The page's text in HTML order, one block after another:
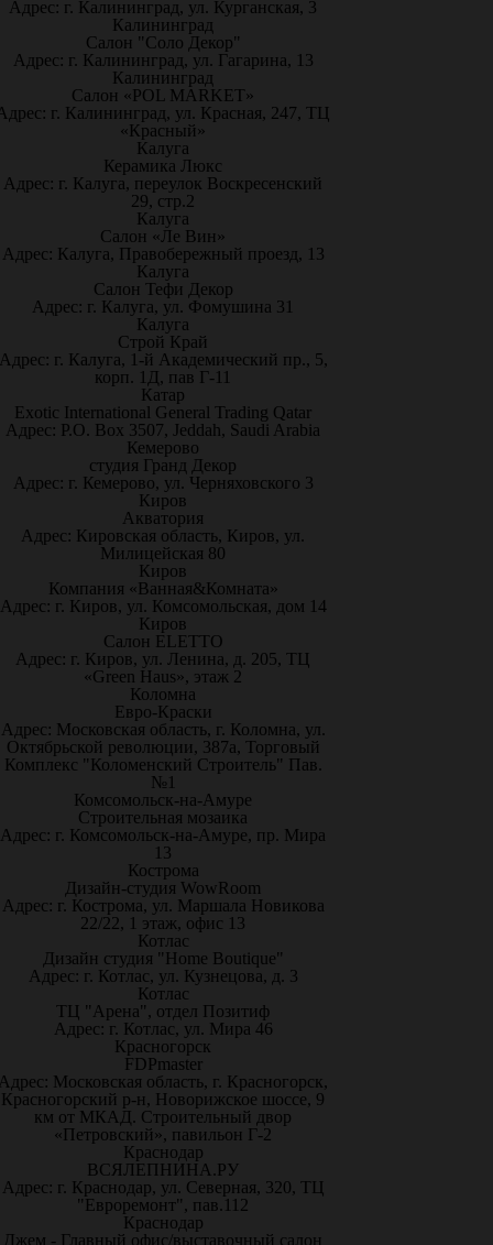
Адрес: г. Калининград, ул. Курганская, 3
Калининград
Салон "Соло Декор"
Адрес: г. Калининград, ул. Гагарина, 13
Калининград
Салон «POL MARKET»
г. Калининград, ул. Красная, 247, ТЦ
«Красный»
Калуга
Керамика Люкс
Адрес: г. Калуга, переулок Воскресенский
29, стр.2
Калуга
Салон «Ле Вин»
Адрес: Калуга, Правобережный проезд, 13
Калуга
Салон Тефи Декор
Адрес: г. Калуга, ул. Фомушина 31
Калуга
Строй Край
г. Калуга, 1-й Академический пр., 5,
корп. 1Д, пав Г-11
Катар
Exotic International General Trading Qatar
Адрес: P.O. Box 3507, Jeddah, Saudi Arabia
Кемерово
студия Гранд Декор
Адрес: г. Кемерово, ул. Черняховского 3
Киров
Акватория
Адрес: Кировская область, Киров, ул.
Милицейская 80
Киров
Компания «Ванная&Комната»
Адрес: г. Киров, ул. Комсомольская, дом 14
Киров
Салон ELETTO
Адрес: г. Киров, ул. Ленина, д. 205, ТЦ
«Green Haus», этаж 2
Коломна
Евро-Краски
Адрес: Московская область, г. Коломна, ул.
Октябрьской революции, 387а, Торговый
Комплекс "Коломенский Строитель" Пав.
№1
Комсомольск-на-Амуре
Строительная мозаика
Адрес: г. Комсомольск-на-Амуре, пр. Мира
13
Кострома
Дизайн-студия WowRoom
Адрес: г. Кострома, ул. Маршала Новикова
22/22, 1 этаж, офис 13
Котлас
Дизайн студия "Home Boutique"
Адрес: г. Котлас, ул. Кузнецова, д. 3
Котлас
ТЦ "Арена", отдел Позитиф
Адрес: г. Котлас, ул. Мира 46
Красногорск
FDPmaster
Московская область, г. Красногорск,
Красногорский р-н, Новорижское шоссе, 9
км от МКАД. Строительный двор
«Петровский», павильон Г-2
Краснодар
ВСЯЛЕПНИНА.РУ
Адрес: г. Краснодар, ул. Северная, 320, ТЦ
"Евроремонт", пав.112
Краснодар
Джем - Главный офис/выставочный салон